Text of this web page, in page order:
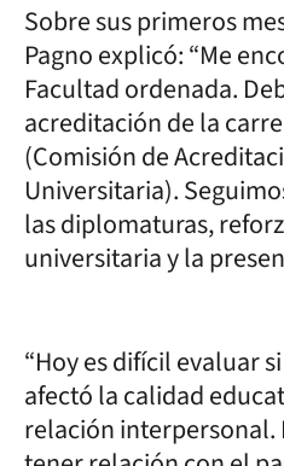
Sobre sus primeros
Pagno explicó: “Me
Facultad ordenada.
acreditación de la
(Comisión de
Universitaria).
las diplomaturas,
universitaria y la
“Hoy es difícil evaluar
afectó la calidad
relación interpersonal.